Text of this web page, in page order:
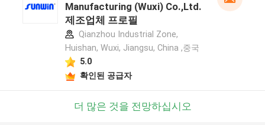
Manufacturing (Wuxi) Co.,Ltd.
제조업체 프로필
Qianzhou Industrial Zone,
Huishan, Wuxi, Jiangsu, China ,중국
5.0
확인된 공급자
더 많은 것을 전망하십시오